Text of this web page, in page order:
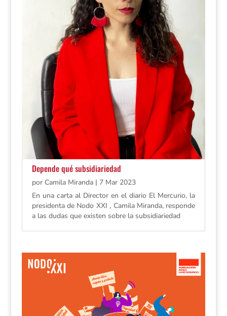
Depende qué subsidiariedad
por Camila Miranda| 7 Mar 2023
En una carta al Director en el diario El Mercurio, la
presidenta de Nodo XXI , Camila Miranda, responde
a las dudas que existen sobre la subsidiariedad